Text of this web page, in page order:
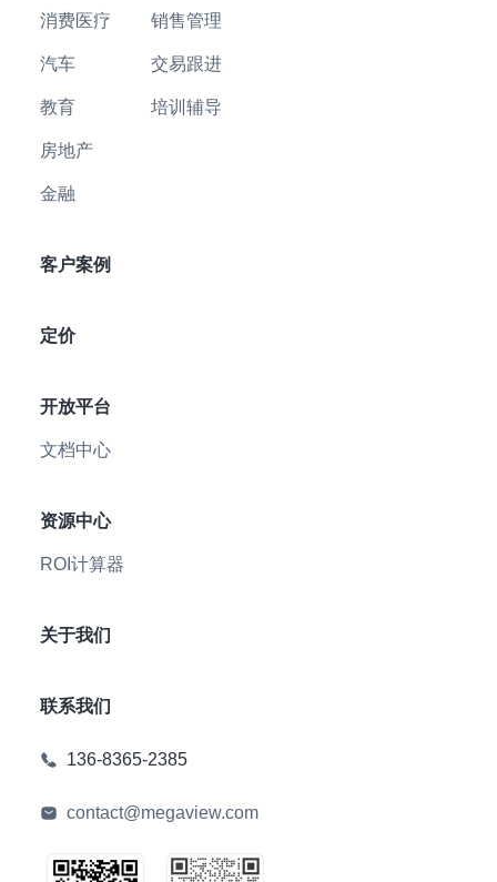
消费医疗
汽车
教育
房地产
金融
销售管理
交易跟进
培训辅导
客户案例
定价
开放平台
文档中心
资源中心
ROI计算器
关于我们
联系我们
136-8365-2385
contact@megaview.com